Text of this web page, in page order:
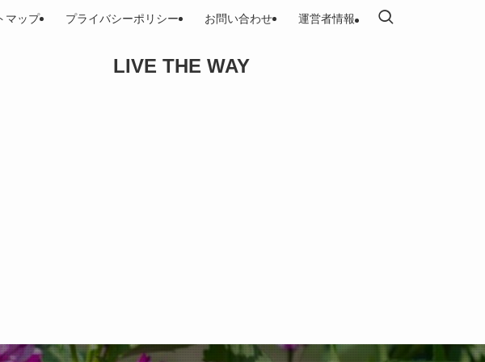
LIVE THE WAY
マップ プライバシーポリシー お問い合わせ 運営者情報